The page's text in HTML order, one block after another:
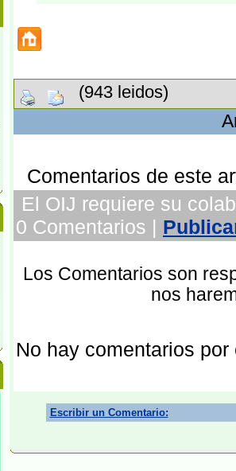
(943 leidos)
Comentarios de este
El OIJ requiere su
0 Comentarios |
Los Comentarios son
nos
No hay comentarios por
Escribir un Comentario: